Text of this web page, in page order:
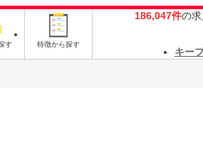
す 特徴から探す
186,047件の
キー